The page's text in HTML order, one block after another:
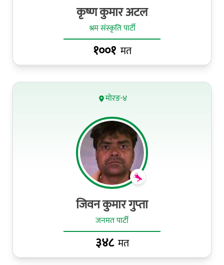
कृष्ण कुमार अटल
श्रम संस्कृति पार्टी
१००१ मत
मोरङ-४
जिवन कुमार गुप्‍ता
जनमत पार्टी
३४८मत